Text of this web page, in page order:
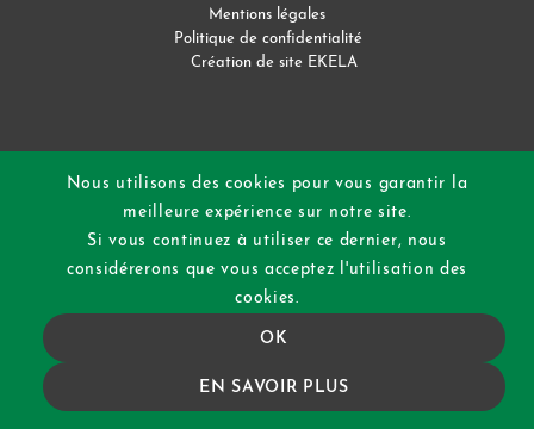
Mentions légales
Politique de confidentialité
Création de site EKELA
Nous utilisons des cookies pour vous garantir la
meilleure expérience sur notre site.
Si vous continuez à utiliser ce dernier, nous
considérerons que vous acceptez l'utilisation des
cookies.
OK
EN SAVOIR PLUS